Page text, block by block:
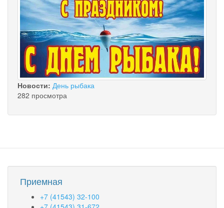
Новости: День рыбака
282 просмотра
Приемная
+7 (41543) 32-100